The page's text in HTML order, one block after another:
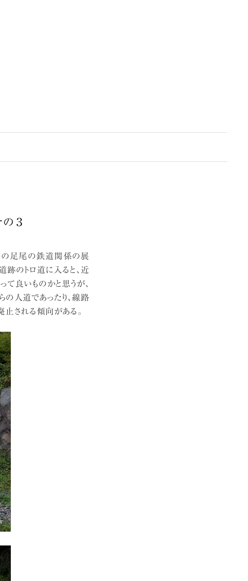
３
の足尾の鉄道関係の展
跡のトロ道に入ると、近
良いものかと思うが、
人道であったり、線路
される傾向がある。